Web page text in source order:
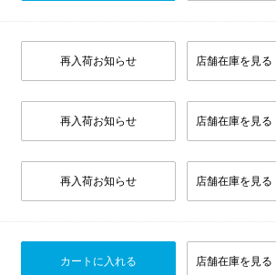
再入荷お知らせ 店舗在庫を見る
再入荷お知らせ 店舗在庫を見る
再入荷お知らせ 店舗在庫を見る
カートに入れる 店舗在庫を見る